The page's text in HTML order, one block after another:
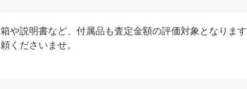
箱や説明書など、付属品も査定金額の評価対象となりま
頼くださいませ。